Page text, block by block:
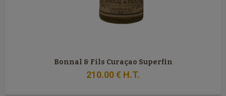
Bonnal & Fils Curaçao Superfin
210.00€ H.T.